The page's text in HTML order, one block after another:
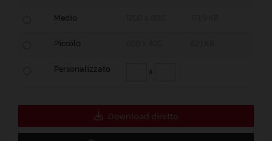
Medio
Piccolo
Personalizzato x
Download diretto